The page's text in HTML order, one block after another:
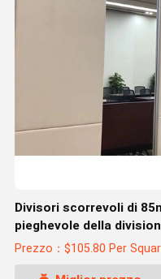
Divisori scorrevoli di
pieghevole della
Prezzo：$105.80 Per